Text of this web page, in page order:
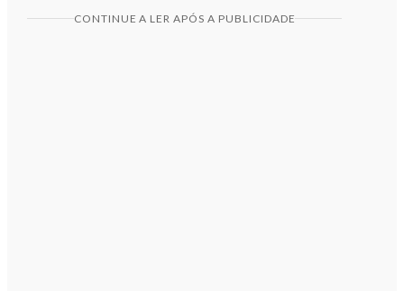
CONTINUE A LER APÓS A PUBLICIDADE